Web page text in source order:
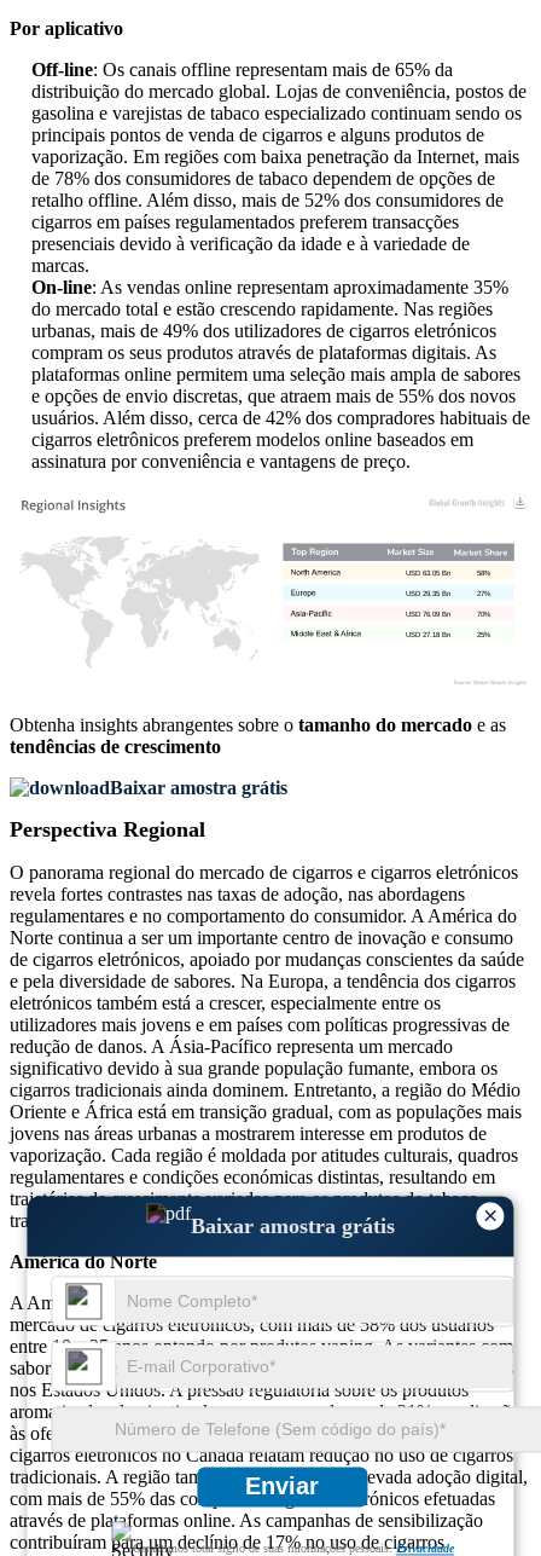
×
Baixar amostra grátis
Enviar
Garantimos total sigilo de suas informações pessoais.Privacidade
Por aplicativo
Off-line: Os canais offline representam mais de 65% da
distribuição do mercado global. Lojas de conveniência, postos de
gasolina e varejistas de tabaco especializado continuam sendo os
principais pontos de venda de cigarros e alguns produtos de
vaporização. Em regiões com baixa penetração da Internet, mais
de 78% dos consumidores de tabaco dependem de opções de
retalho offline. Além disso, mais de 52% dos consumidores de
cigarros em países regulamentados preferem transacções
presenciais devido à verificação da idade e à variedade de
marcas.
On-line: As vendas online representam aproximadamente 35%
do mercado total e estão crescendo rapidamente. Nas regiões
urbanas, mais de 49% dos utilizadores de cigarros eletrónicos
compram os seus produtos através de plataformas digitais. As
plataformas online permitem uma seleção mais ampla de sabores
e opções de envio discretas, que atraem mais de 55% dos novos
usuários. Além disso, cerca de 42% dos compradores habituais de
cigarros eletrônicos preferem modelos online baseados em
assinatura por conveniência e vantagens de preço.
25%
USD 27.18 Bn
70%
USD 76.09 Bn
27%
USD 29.35 Bn
58%
USD 63.05 Bn
Obtenha insights abrangentes sobre o tamanho do mercado e as
tendências de crescimento
Baixar amostra grátis
Perspectiva Regional
O panorama regional do mercado de cigarros e cigarros eletrónicos
revela fortes contrastes nas taxas de adoção, nas abordagens
regulamentares e no comportamento do consumidor. A América do
Norte continua a ser um importante centro de inovação e consumo
de cigarros eletrónicos, apoiado por mudanças conscientes da saúde
e pela diversidade de sabores. Na Europa, a tendência dos cigarros
eletrónicos também está a crescer, especialmente entre os
utilizadores mais jovens e em países com políticas progressivas de
redução de danos. A Ásia-Pacífico representa um mercado
significativo devido à sua grande população fumante, embora os
cigarros tradicionais ainda dominem. Entretanto, a região do Médio
Oriente e África está em transição gradual, com as populações mais
jovens nas áreas urbanas a mostrarem interesse em produtos de
vaporização. Cada região é moldada por atitudes culturais, quadros
regulamentares e condições económicas distintas, resultando em
trajetórias de crescimento variadas para os produtos do tabaco
tradicionais e alternativos.
América do Norte
A América do Norte detém uma participação proeminente no
mercado de cigarros eletrônicos, com mais de 58% dos usuários
entre 18 e 35 anos optando por produtos vaping. As variantes com
sabor representam mais de 72% das vendas de cigarros eletrônicos
nos Estados Unidos. A pressão regulatória sobre os produtos
aromatizados de nicotina levou a uma mudança de 21% em direção
às ofertas de nicotina sintética. Mais de 63% dos usuários de
cigarros eletrônicos no Canadá relatam redução no uso de cigarros
tradicionais. A região também apresenta uma elevada adoção digital,
com mais de 55% das compras de cigarros eletrónicos efetuadas
através de plataformas online. As campanhas de sensibilização
contribuíram para um declínio de 17% no uso de cigarros